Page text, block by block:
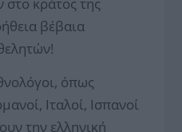
βέβαια
όπως
Ιταλοί, Ισπανοί
την ελληνική